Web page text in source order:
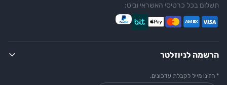
תשלום בכל כרטיסי האשראי וביט:
הרשמה לניוזלטר
* הזינו מייל לקבלת עדכונים.